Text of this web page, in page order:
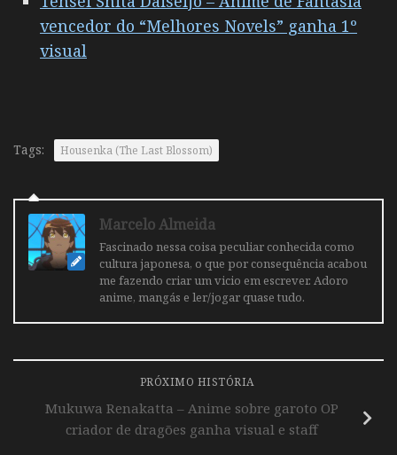
vencedor do “Melhores Novels” ganha 1º
visual
Tags: Housenka (The Last Blossom)
Marcelo Almeida
Fascinado nessa coisa peculiar conhecida como
cultura japonesa, o que por consequência acabou
me fazendo criar um vicio em escrever. Adoro
anime, mangás e ler/jogar quase tudo.
PRÓXIMO HISTÓRIA
Mukuwa Renakatta – Anime sobre garoto OP
criador de dragões ganha visual e staff